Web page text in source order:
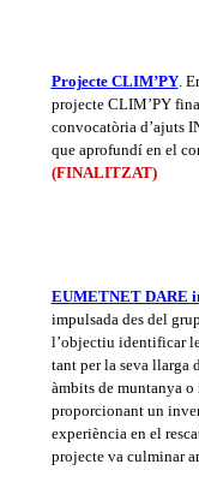
Projecte CLIM’PY.
projecte CLIM’PY
convocatòria d’ajuts
que aprofundí en el
(FINALITZAT)
EUMETNET DARE
impulsada des del
l’objectiu identificar
tant per la seva llarga
àmbits de muntanya
proporcionant un
experiència en el
projecte va culminar